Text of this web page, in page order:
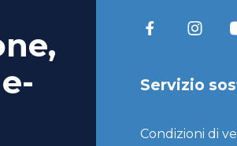
Servizio
Condizioni di